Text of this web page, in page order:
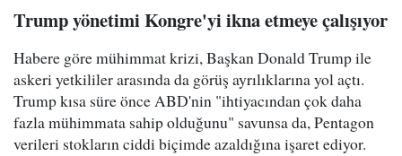
Trump yönetimi Kongre'yi ikna etmeye çalışıyor
Habere göre mühimmat krizi, Başkan Donald Trump ile
askeri yetkililer arasında da görüş ayrılıklarına yol açtı.
Trump kısa süre önce ABD'nin "ihtiyacından çok daha
fazla mühimmata sahip olduğunu" savunsa da, Pentagon
verileri stokların ciddi biçimde azaldığına işaret ediyor.